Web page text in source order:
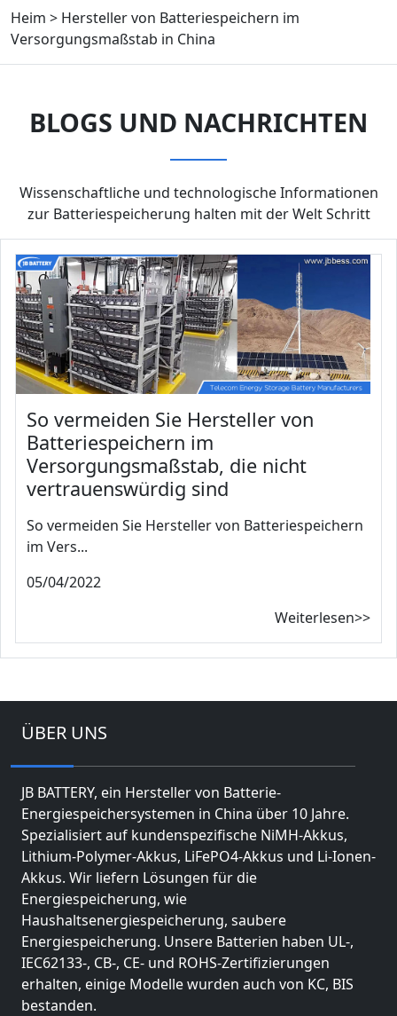
Heim > Hersteller von Batteriespeichern im
Versorgungsmaßstab in China
BLOGS UND NACHRICHTEN
Wissenschaftliche und technologische Informationen
zur Batteriespeicherung halten mit der Welt Schritt
So vermeiden Sie Hersteller von
Batteriespeichern im
Versorgungsmaßstab, die nicht
vertrauenswürdig sind
So vermeiden Sie Hersteller von Batteriespeichern
im Vers...
05/04/2022
Weiterlesen>>
ÜBER UNS
JB BATTERY, ein Hersteller von Batterie-
Energiespeichersystemen in China über 10 Jahre.
Spezialisiert auf kundenspezifische NiMH-Akkus,
Lithium-Polymer-Akkus, LiFePO4-Akkus und Li-Ionen-
Akkus. Wir liefern Lösungen für die
Energiespeicherung, wie
Haushaltsenergiespeicherung, saubere
Energiespeicherung. Unsere Batterien haben UL-,
IEC62133-, CB-, CE- und ROHS-Zertifizierungen
erhalten, einige Modelle wurden auch von KC, BIS
bestanden.